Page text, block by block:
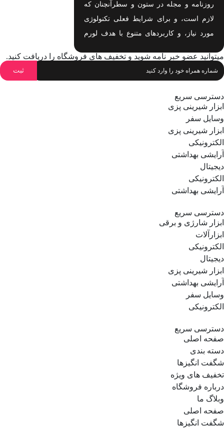
روزنامه و مجله در ستون و سطرآنچنان که
لازم است، و برای شرایط فعلی تکنولوژی
مورد نیاز، و کاربردهای متنوع با هدف لورم
اهدف لورم ایپسوم متن ساختگی با تولید
میتوانید عضو خبر نامه شوید و تخفیف های فروشگاه را دریافت کنید.
دسترسی سریع
ابزار شیرینی پزی
وسایل سفر
ابزار شیرینی پزی
الکترونیکی
آرایشی بهداشتی
دیجیتال
الکترونیکی
آرایشی بهداشتی
دسترسی سریع
ابزار شارژی و برقی
ابزارآلات
الکترونیکی
دیجیتال
ابزار شیرینی پزی
آرایشی بهداشتی
وسایل سفر
الکترونیکی
دسترسی سریع
صفحه اصلی
دسته بندی
شگفت انگیزها
تخفیف های ویژه
درباره فروشگاه
وبلاگ ما
صفحه اصلی
شگفت انگیزها